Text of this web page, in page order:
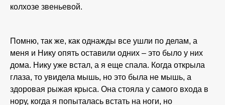
колхозе звеньевой.
Помню, так же, как однажды все ушли по делам, а
меня и Нику опять оставили одних – это было у них
дома. Нику уже встал, а я еще спала. Когда открыла
глаза, то увидела мышь, но это была не мышь, а
здоровая рыжая крыса. Она стояла у самого входа в
нору, когда я попыталась встать на ноги, но